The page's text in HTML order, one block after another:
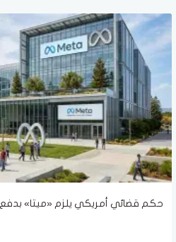
حكم قضائي أمريكي يلزم «ميتا» بدفع 567 مليون دولار.. ما القصة؟